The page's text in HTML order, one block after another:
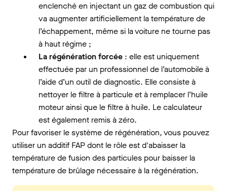
enclenché en injectant un gaz de combustion qui
va augmenter artificiellement la température de
l’échappement, même si la voiture ne tourne pas
à haut régime ;
La régénération forcée : elle est uniquement
effectuée par un professionnel de l’automobile à
l’aide d’un outil de diagnostic. Elle consiste à
nettoyer le filtre à particule et à remplacer l’huile
moteur ainsi que le filtre à huile. Le calculateur
est également remis à zéro.
Pour favoriser le système de régénération, vous pouvez
utiliser un additif FAP dont le rôle est d'abaisser la
température de fusion des particules pour baisser la
température de brûlage nécessaire à la régénération.